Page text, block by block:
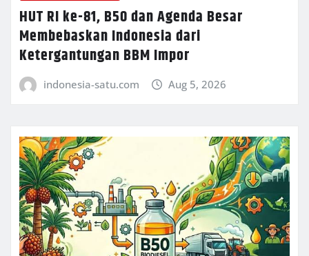
HUT RI ke-81, B50 dan Agenda Besar
Membebaskan Indonesia dari
Ketergantungan BBM Impor
indonesia-satu.com Aug 5, 2026